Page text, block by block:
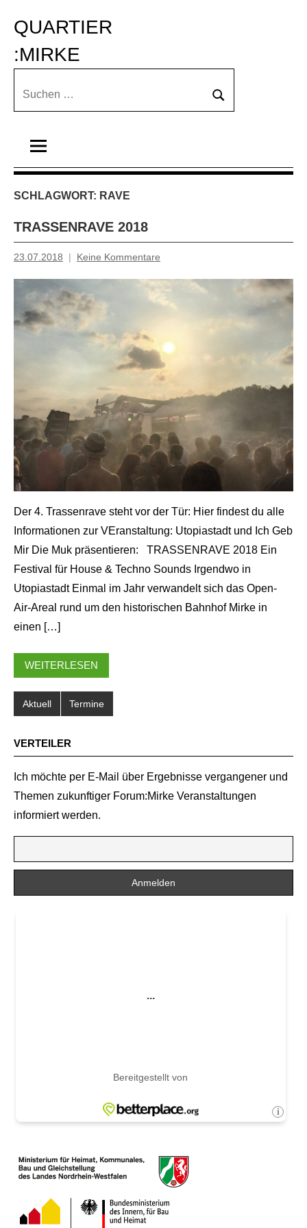
Inhalt
springen
QUARTIER
:MIRKE
Suchen
Suchen
SCHLAGWORT: RAVE
TRASSENRAVE 2018
23.07.2018
Mosche
Keine Kommentare
Der 4. Trassenrave steht vor der Tür: Hier findest du alle
Informationen zur VEranstaltung: Utopiastadt und Ich Geb
Mir Die Muk präsentieren: TRASSENRAVE 2018 Ein
Festival für House & Techno Sounds Irgendwo in
Utopiastadt Einmal im Jahr verwandelt sich das Open-
Air-Areal rund um den historischen Bahnhof Mirke in
einen […]
WEITERLESEN
Aktuell Termine
VERTEILER
Ich möchte per E-Mail über Ergebnisse vergangener und
Themen zukunftiger Forum:Mirke Veranstaltungen
informiert werden.